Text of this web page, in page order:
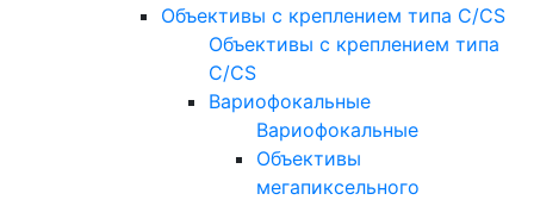
Объективы с креплением типа C/CS
Объективы с креплением типа
C/CS
Вариофокальные
Вариофокальные
Объективы
мегапиксельного